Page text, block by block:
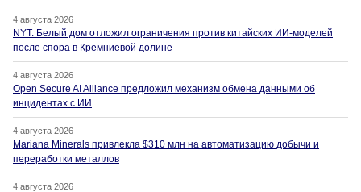
4 августа 2026
NYT: Белый дом отложил ограничения против китайских ИИ-моделей
после спора в Кремниевой долине
4 августа 2026
Open Secure AI Alliance предложил механизм обмена данными об
инцидентах с ИИ
4 августа 2026
Mariana Minerals привлекла $310 млн на автоматизацию добычи и
переработки металлов
4 августа 2026